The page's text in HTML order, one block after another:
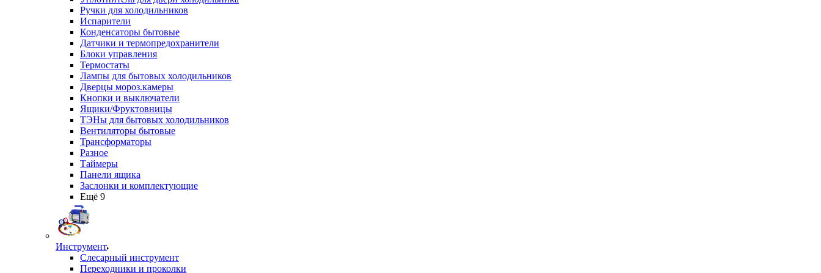
Ручки для холодильников
Испарители
Конденсаторы бытовые
Датчики и термопредохранители
Блоки управления
Термостаты
Лампы для бытовых холодильников
Дверцы мороз.камеры
Кнопки и выключатели
Ящики/Фруктовницы
ТЭНы для бытовых холодильников
Вентиляторы бытовые
Трансформаторы
Разное
Таймеры
Панели ящика
Заслонки и комплектующие
Ещё 9
Инструмент
Слесарный инструмент
Переходники и проколки